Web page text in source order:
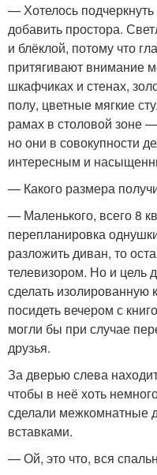
— Хотелось
добавить простора.
и блёклой, потому что
притягивают внимание
шкафчиках и стенах,
полу, цветные мягкие
рамах в столовой зоне
но они в совокупности
интересным и
— Какого размера
— Маленького, всего 8
перепланировка
разложить диван, то
телевизором. Но и цель
сделать изолированную
посидеть вечером с
могли бы при случае
друзья.
За дверью слева
чтобы в неё хоть
сделали межкомнатные
вставками.
— Ой, это что, вся